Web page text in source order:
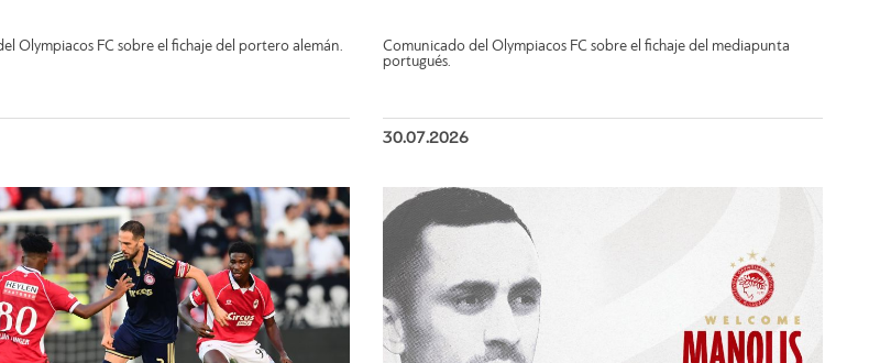
Olympiacos FC sobre el fichaje del portero alemán.
Comunicado del Olympiacos FC sobre el fichaje del mediapunta
portugués.
30.07.2026